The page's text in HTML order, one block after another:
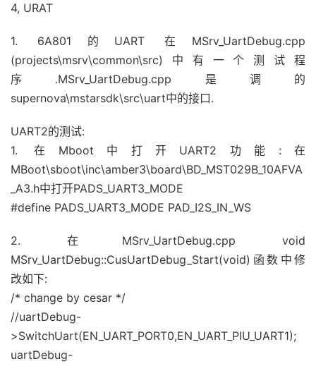
4, URAT
1. 6A801的UART 在MSrv_UartDebug.cpp
(projects\msrv\common\src)中有一个测试程
序.MSrv_UartDebug.cpp是调的
supernova\mstarsdk\src\uart中的接口.
UART2的测试:
1. 在Mboot中打开UART2功能:在
MBoot\sboot\inc\amber3\board\BD_MST029B_10AFVA
_A3.h中打开PADS_UART3_MODE
#define PADS_UART3_MODE PAD_I2S_IN_WS
2. 在MSrv_UartDebug.cpp void
MSrv_UartDebug::CusUartDebug_Start(void)函数中修
改如下:
/* change by cesar */
//uartDebug-
>SwitchUart(EN_UART_PORT0,EN_UART_PIU_UART1);
uartDebug-